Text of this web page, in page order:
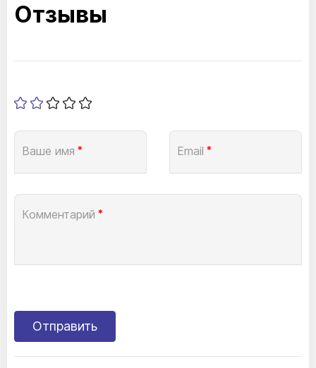
Отзывы
Ваше имя * Email *
Комментарий *